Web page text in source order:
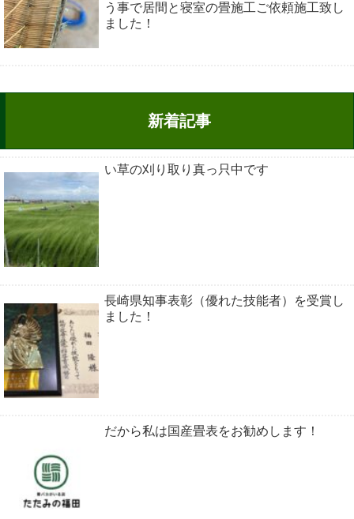
う事で居間と寝室の畳施工ご依頼施工致し
ました！
新着記事
い草の刈り取り真っ只中です
長崎県知事表彰（優れた技能者）を受賞し
ました！
だから私は国産畳表をお勧めします！